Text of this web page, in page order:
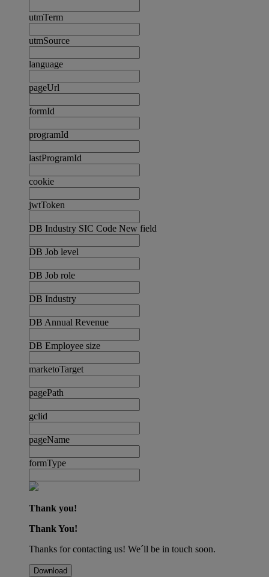
utmTerm
utmSource
language
pageUrl
formId
programId
lastProgramId
cookie
jwtToken
DB Industry SIC Code New field
DB Job level
DB Job role
DB Industry
DB Annual Revenue
DB Employee size
marketoTarget
pagePath
gclid
pageName
formType
Thank you!
Thank You!
Thanks for contacting us! We´ll be in touch soon.
Download